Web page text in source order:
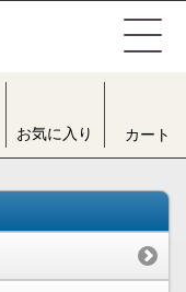
お気に入り カート